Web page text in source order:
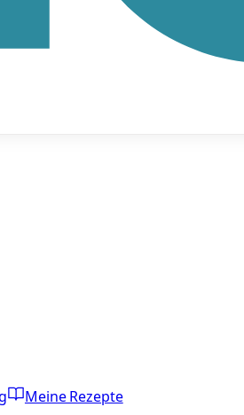
Meine Rezepte